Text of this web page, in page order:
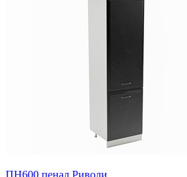
ПН600 пенал Риволи